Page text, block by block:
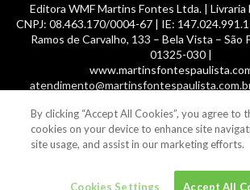
Editora WMF Martins Fontes Ltda. |
CNPJ: 08.463.170/0004-67 | IE:
Ramos de Carvalho, 133 – Bela Vista – São
01325-030 |
© 2014 -2026, MartinsFontes livros
com mais de 700 mil títulos. Todos os
By clicking “Accept All Cookies”, you agree to
cookies on your device to enhance site
site usage, and assist in our marketing efforts.
Cookies Settings Accept All